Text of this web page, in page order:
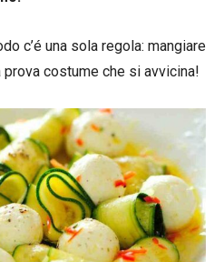
c’é una sola regola: mangiare
costume che si avvicina!